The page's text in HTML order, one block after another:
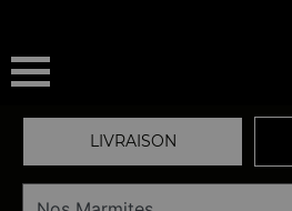
LIVRAISON